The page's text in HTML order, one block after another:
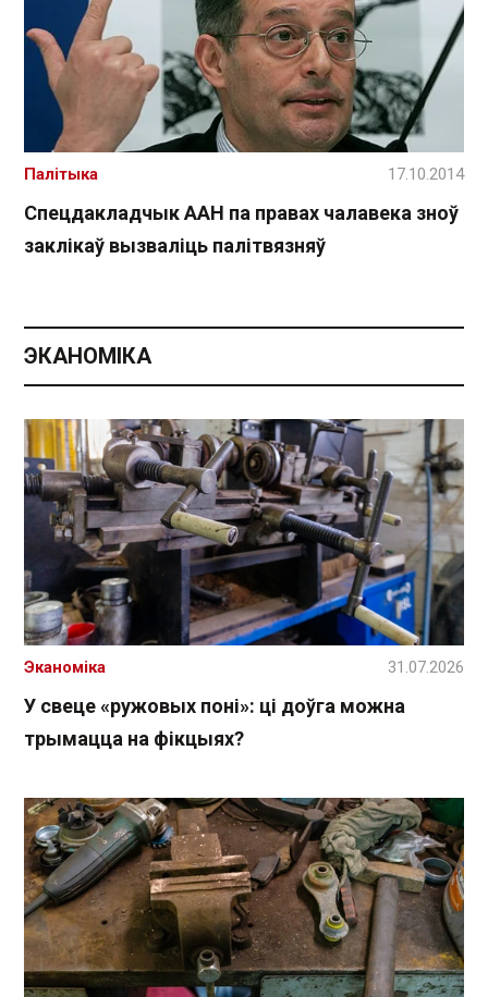
Спецдакладчык ААН па правах чалавека зноў
заклікаў вызваліць палітвязняў
Палітыка 17.10.2014
ЭКАНОМІКА
У свеце «ружовых поні»: ці доўга можна
трымацца на фікцыях?
Эканоміка 31.07.2026